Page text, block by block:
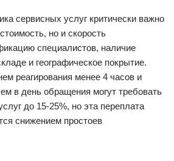
сервисных услуг критически важно
но и скорость
специалистов, наличие
и географическое покрытие.
реагирования менее 4 часов и
в день обращения могут требовать
до 15-25%, но эта переплата
снижением простоев